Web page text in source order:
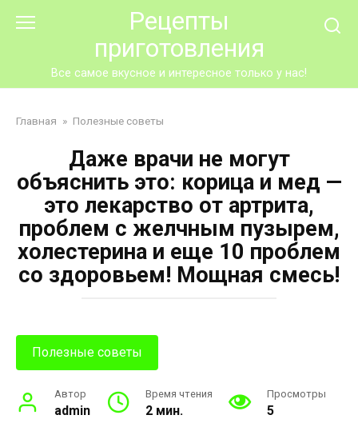
Рецепты
приготовления
Все самое вкусное и интересное только у нас!
Главная » Полезные советы
Даже врачи не могут
объяснить это: корица и мед —
это лекарство от артрита,
проблем с желчным пузырем,
холестерина и еще 10 проблем
со здоровьем! Мощная смесь!
Полезные советы
Автор
admin
Время чтения
2 мин.
Просмотры
5